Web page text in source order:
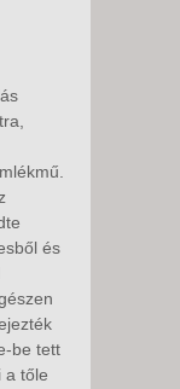
és
be tett
a tőle